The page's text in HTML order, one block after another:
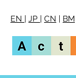
EN | JP | CN | BM